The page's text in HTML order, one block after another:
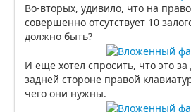
Во-вторых, удивило, что на
совершенно отсутствует 10
должно быть?
И еще хотел спросить, что это
задней стороне правой
чего они нужны.